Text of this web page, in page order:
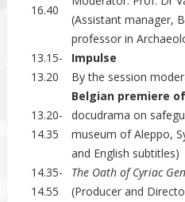
16.40
(Assistant manager,
professor in
13.15-
13.20
Impulse
By the session
13.20-
14.35
Belgian premiere of
docudrama on
museum of Aleppo,
and English subtitles)
14.35-
14.55
The Oath of Cyriac
(Producer and